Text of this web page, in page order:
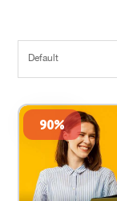
90%